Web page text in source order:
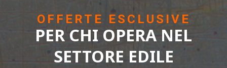
OFFERTE ESCLUSIVE
PER CHI OPERA NEL
SETTORE EDILE